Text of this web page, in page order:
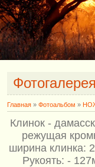
Главная » Фотоальбом »
Клинок -
режущая
ширина клинка:
Рукоять: -